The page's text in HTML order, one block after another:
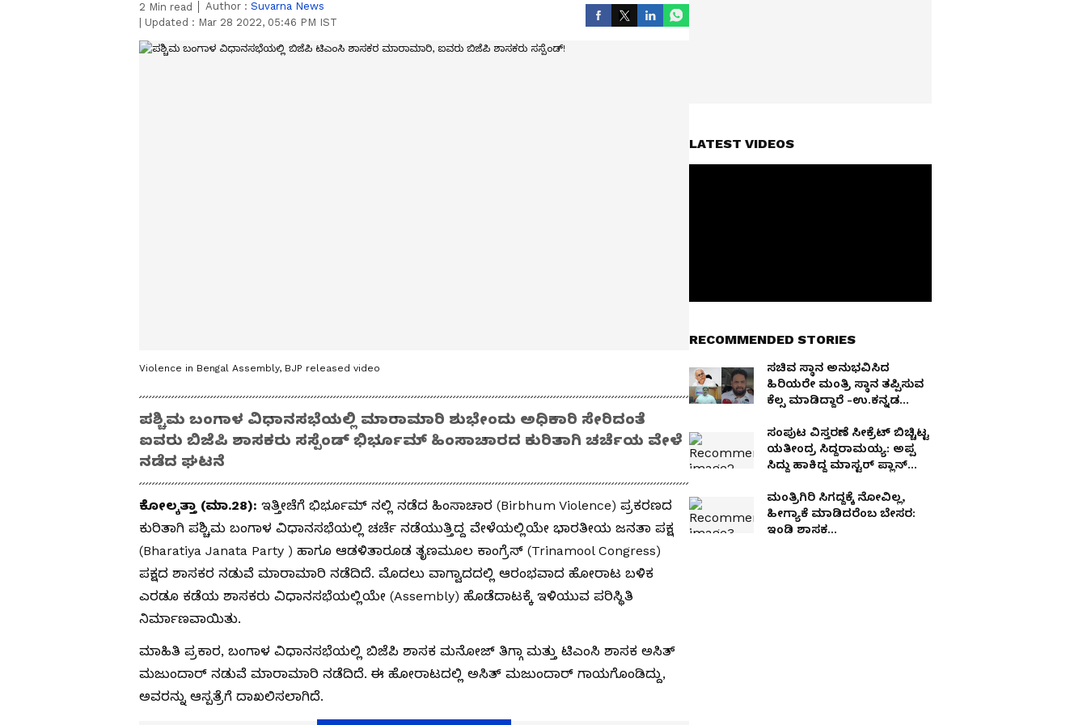
2 Min read Author : Suvarna News
Updated : Mar 28 2022, 05:46 PM IST
Violence in Bengal Assembly, BJP released video
ಪಶ್ಚಿಮ ಬಂಗಾಳ ವಿಧಾನಸಭೆಯಲ್ಲಿ ಮಾರಾಮಾರಿ ಶುಭೇಂದು ಅಧಿಕಾರಿ ಸೇರಿದಂತೆ
ಐವರು ಬಿಜೆಪಿ ಶಾಸಕರು ಸಸ್ಪೆಂಡ್ ಭಿರ್ಭೂಮ್ ಹಿಂಸಾಚಾರದ ಕುರಿತಾಗಿ ಚರ್ಚೆಯ ವೇಳೆ
ನಡೆದ ಘಟನೆ
ಕೋಲ್ಕತ್ತಾ (ಮಾ.28): ಇತ್ತೀಚೆಗೆ ಭಿರ್ಭೂಮ್ ನಲ್ಲಿ ನಡೆದ ಹಿಂಸಾಚಾರ (Birbhum Violence) ಪ್ರಕರಣದ
ಕುರಿತಾಗಿ ಪಶ್ಚಿಮ ಬಂಗಾಳ ವಿಧಾನಸಭೆಯಲ್ಲಿ ಚರ್ಚೆ ನಡೆಯುತ್ತಿದ್ದ ವೇಳೆಯಲ್ಲಿಯೇ ಭಾರತೀಯ ಜನತಾ ಪಕ್ಷ
(Bharatiya Janata Party ) ಹಾಗೂ ಆಡಳಿತಾರೂಡ ತೃಣಮೂಲ ಕಾಂಗ್ರೆಸ್ (Trinamool Congress)
ಪಕ್ಷದ ಶಾಸಕರ ನಡುವೆ ಮಾರಾಮಾರಿ ನಡೆದಿದೆ. ಮೊದಲು ವಾಗ್ವಾದದಲ್ಲಿ ಆರಂಭವಾದ ಹೋರಾಟ ಬಳಿಕ
ಎರಡೂ ಕಡೆಯ ಶಾಸಕರು ವಿಧಾನಸಭೆಯಲ್ಲಿಯೇ (Assembly) ಹೊಡೆದಾಟಕ್ಕೆ ಇಳಿಯುವ ಪರಿಸ್ಥಿತಿ
ನಿರ್ಮಾಣವಾಯಿತು.
ಮಾಹಿತಿ ಪ್ರಕಾರ, ಬಂಗಾಳ ವಿಧಾನಸಭೆಯಲ್ಲಿ ಬಿಜೆಪಿ ಶಾಸಕ ಮನೋಜ್ ತಿಗ್ಗಾ ಮತ್ತು ಟಿಎಂಸಿ ಶಾಸಕ ಅಸಿತ್
ಮಜುಂದಾರ್ ನಡುವೆ ಮಾರಾಮಾರಿ ನಡೆದಿದೆ. ಈ ಹೋರಾಟದಲ್ಲಿ ಅಸಿತ್ ಮಜುಂದಾರ್ ಗಾಯಗೊಂಡಿದ್ದು,
ಅವರನ್ನು ಆಸ್ಪತ್ರೆಗೆ ದಾಖಲಿಸಲಾಗಿದೆ.
LATEST VIDEOS
RECOMMENDED STORIES
ಸಚಿವ ಸ್ಥಾನ ಅನುಭವಿಸಿದ
ಹಿರಿಯರೇ ಮಂತ್ರಿ ಸ್ಥಾನ ತಪ್ಪಿಸುವ
ಕೆಲ್ಸ ಮಾಡಿದ್ದಾರೆ -ಉ.ಕನ್ನಡ
ಸೈಲ್
ಸಂಪುಟ ವಿಸ್ತರಣೆ ಸೀಕ್ರೆಟ್ ಬಿಚ್ಚಿಟ್ಟ
ಯತೀಂದ್ರ ಸಿದ್ದರಾಮಯ್ಯ: ಅಪ್ಪ
ಸಿದ್ದು ಹಾಕಿದ್ದ ಮಾಸ್ಟರ್ ಪ್ಲಾನ್
ಮಂತ್ರಿಗಿರಿ ಸಿಗದ್ದಕ್ಕೆ ನೋವಿಲ್ಲ,
ಹೀಗ್ಯಾಕೆ ಮಾಡಿದರೆಂಬ ಬೇಸರ:
ಇಂಡಿ ಶಾಸಕ